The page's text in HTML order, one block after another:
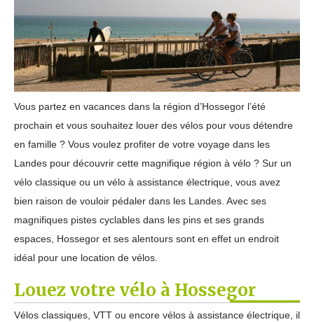
Vous partez en vacances dans la région d’Hossegor l’été
prochain et vous souhaitez louer des vélos pour vous détendre
en famille ? Vous voulez profiter de votre voyage dans les
Landes pour découvrir cette magnifique région à vélo ? Sur un
vélo classique ou un vélo à assistance électrique, vous avez
bien raison de vouloir pédaler dans les Landes. Avec ses
magnifiques pistes cyclables dans les pins et ses grands
espaces, Hossegor et ses alentours sont en effet un endroit
idéal pour une location de vélos.
Louez votre vélo à Hossegor
Vélos classiques, VTT ou encore vélos à assistance électrique, il